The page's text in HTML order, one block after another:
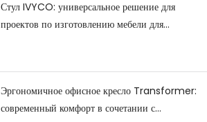
Стул IVYCO: универсальное решение для
проектов по изготовлению мебели для
Эргономичное офисное кресло Transformer:
современный комфорт в сочетании с